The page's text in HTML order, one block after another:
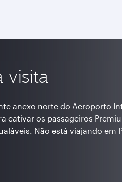
visita
anexo norte do Aeroporto
cativar os passageiros
Não está viajando em